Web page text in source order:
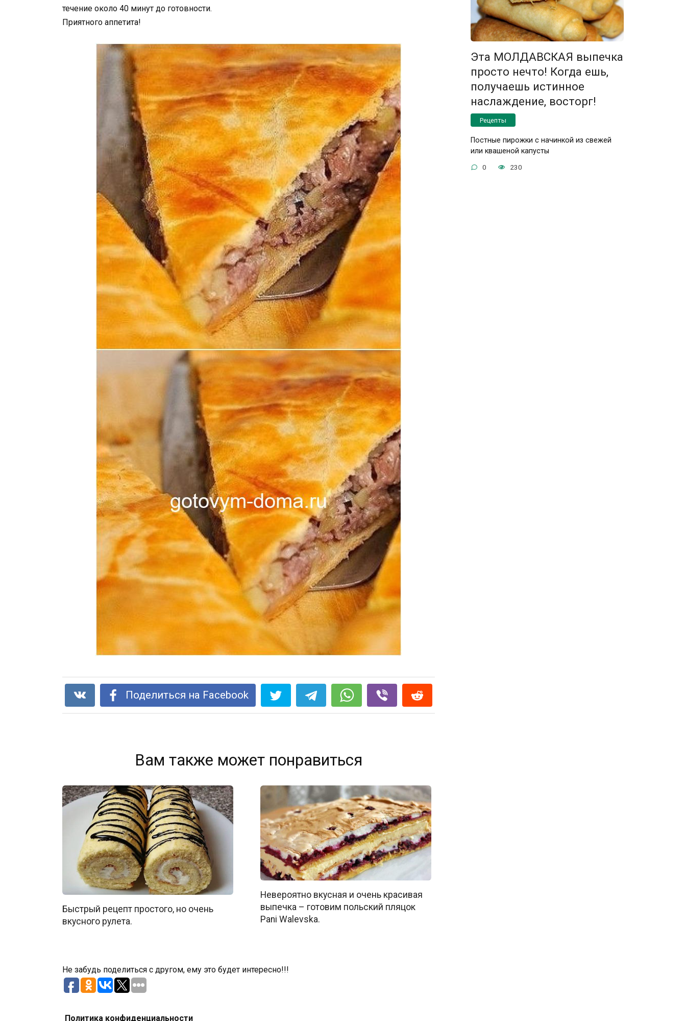
течение около 40 минут до готовности.
Приятного аппетита!
Поделиться на Facebook
Вам также может понравиться
Быстрый рецепт простого, но очень
вкусного рулета.
Невероятно вкусная и очень красивая
выпечка – готовим польский пляцок
Pani Walevska.
Эта МОЛДАВСКАЯ выпечка
просто нечто! Когда ешь,
получаешь истинное
наслаждение, восторг!
Рецепты
Постные пирожки с начинкой из свежей
или квашеной капусты
0 230
Не забудь поделиться с другом, ему это будет интересно!!!
Политика конфиденциальности